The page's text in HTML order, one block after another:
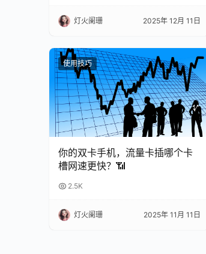
灯火阑珊 2025年 12月 11日
使用技巧
你的双卡手机，流量卡插哪个卡
槽网速更快？📶
2.5K
灯火阑珊 2025年 11月 11日